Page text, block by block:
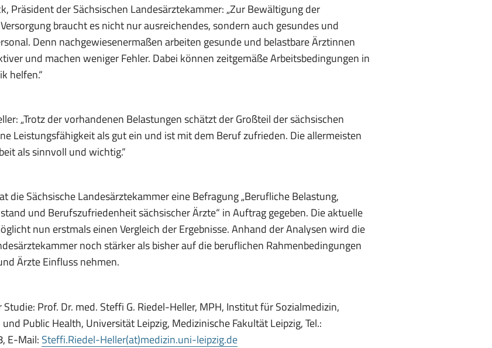
Präsident der Sächsischen Landesärztekammer: „Zur Bewältigung der
braucht es nicht nur ausreichendes, sondern auch gesundes und
Denn nachgewiesenermaßen arbeiten gesunde und belastbare Ärztinnen
und machen weniger Fehler. Dabei können zeitgemäße Arbeitsbedingungen in
helfen.“
„Trotz der vorhandenen Belastungen schätzt der Großteil der sächsischen
Leistungsfähigkeit als gut ein und ist mit dem Beruf zufrieden. Die allermeisten
als sinnvoll und wichtig.“
die Sächsische Landesärztekammer eine Befragung „Berufliche Belastung,
und Berufszufriedenheit sächsischer Ärzte“ in Auftrag gegeben. Die aktuelle
nun erstmals einen Vergleich der Ergebnisse. Anhand der Analysen wird die
noch stärker als bisher auf die beruflichen Rahmenbedingungen
Ärzte Einfluss nehmen.
Studie: Prof. Dr. med. Steffi G. Riedel-Heller, MPH, Institut für Sozialmedizin,
Public Health, Universität Leipzig, Medizinische Fakultät Leipzig, Tel.:
E-Mail: Steffi.Riedel-Heller(at)medizin.uni-leipzig.de